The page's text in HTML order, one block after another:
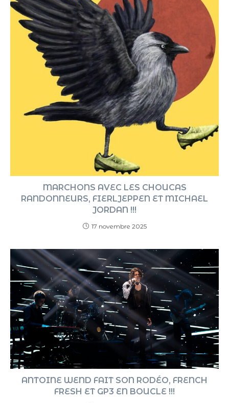
MARCHONS AVEC LES CHOUCAS
RANDONNEURS, FIERLJEPPEN ET MICHAEL
JORDAN !!!
17 novembre 2025
ANTOINE WEND FAIT SON RODÉO, FRENCH
FRESH ET GP3 EN BOUCLE !!!